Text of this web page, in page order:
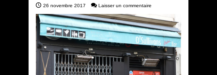
26 novembre 2017 Laisser un commentaire